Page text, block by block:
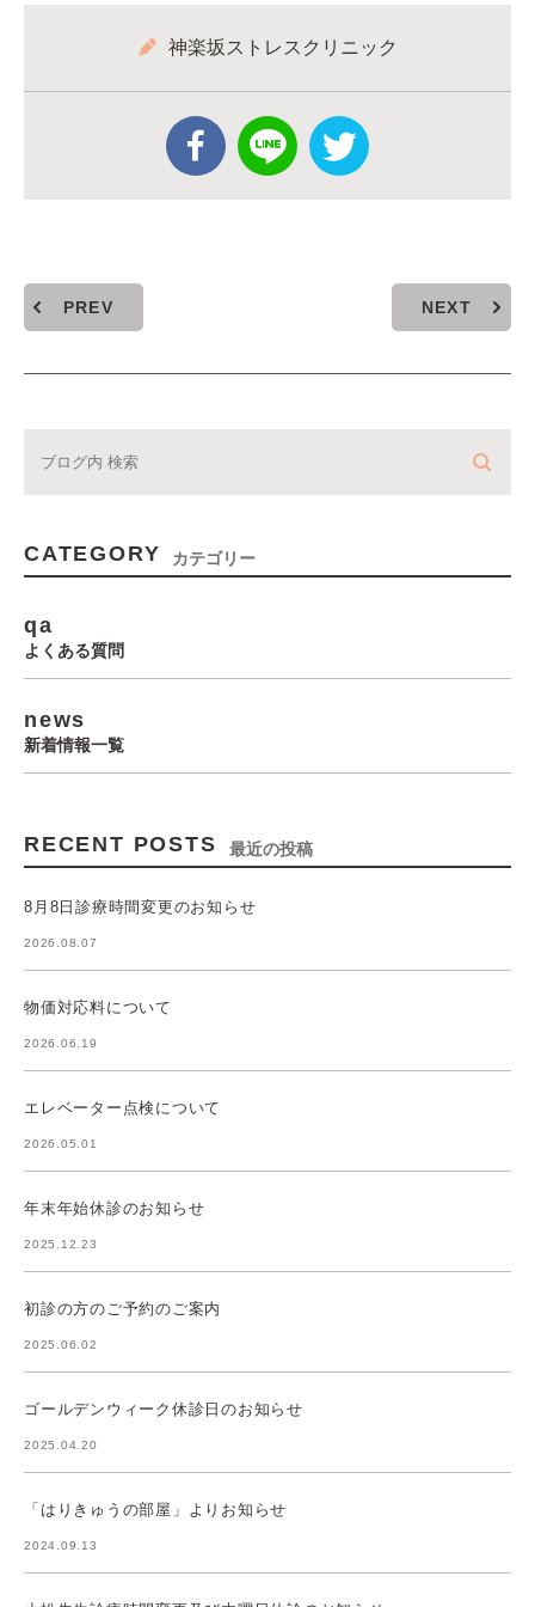
神楽坂ストレスクリニック
PREV NEXT
CATEGORY カテゴリー
qa
よくある質問
news
新着情報一覧
RECENT POSTS 最近の投稿
8月8日診療時間変更のお知らせ
2026.08.07
物価対応料について
2026.06.19
エレベーター点検について
2026.05.01
年末年始休診のお知らせ
2025.12.23
初診の方のご予約のご案内
2025.06.02
ゴールデンウィーク休診日のお知らせ
2025.04.20
「はりきゅうの部屋」よりお知らせ
2024.09.13